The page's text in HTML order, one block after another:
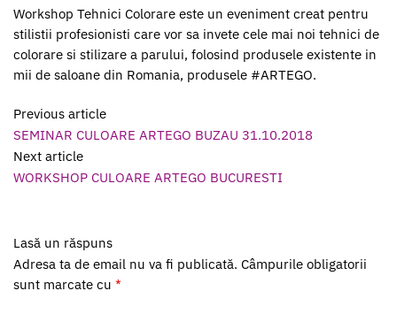
Workshop Tehnici Colorare este un eveniment creat pentru
stilistii profesionisti care vor sa invete cele mai noi tehnici de
colorare si stilizare a parului, folosind produsele existente in
mii de saloane din Romania, produsele #ARTEGO.
Previous article
SEMINAR CULOARE ARTEGO BUZAU 31.10.2018
Next article
WORKSHOP CULOARE ARTEGO BUCURESTI
Lasă un răspuns
Adresa ta de email nu va fi publicată. Câmpurile obligatorii
sunt marcate cu *